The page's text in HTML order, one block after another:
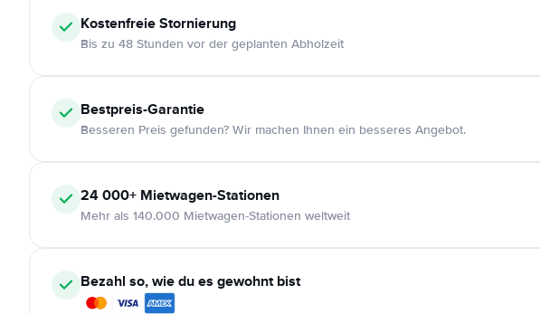
KostenfreieStornierung
Bis zu 48 Stunden vor der geplanten Abholzeit
Bestpreis-Garantie
Besseren Preis gefunden? Wir machen Ihnen ein besseres Angebot.
24 000+ Mietwagen-Stationen
Mehr als 140.000 Mietwagen-Stationen weltweit
Bezahl so, wie du es gewohnt bist